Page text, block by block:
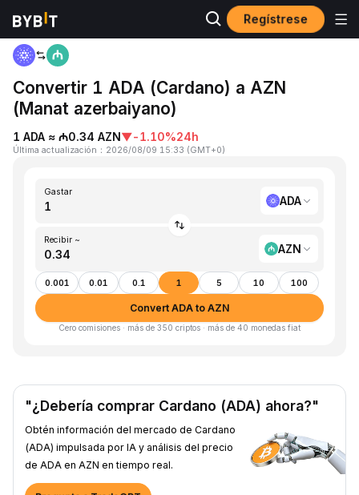
Regístrese
Inicio ADA to AZN
Convertir 1 ADA (Cardano) a AZN
(Manat azerbaiyano)
1 ADA ≈ ₼0.34 AZN▼-1.10%24h
Última actualización ： 2026/08/09 15:33 (GMT+0)
Gastar
ADA
Recibir ~
AZN
0.001 0.01 0.1 1 5 10 100
Convert ADA to AZN
Cero comisiones · más de 350 criptos · más de 40 monedas fiat
"¿Debería comprar Cardano (ADA) ahora?"
Obtén información del mercado de Cardano
(ADA) impulsada por IA y análisis del precio
de ADA en AZN en tiempo real.